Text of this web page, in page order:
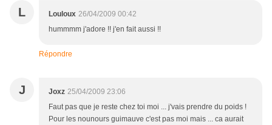
L Louloux 26/04/2009 00:42
hummmm j'adore !! j'en fait aussi !!
Répondre
J Joxz 25/04/2009 23:06
Faut pas que je reste chez toi moi ... j'vais prendre du poids !
Pour les nounours guimauve c'est pas moi mais ... ca aurait